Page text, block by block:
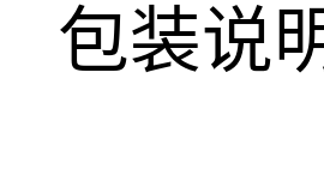
包装说